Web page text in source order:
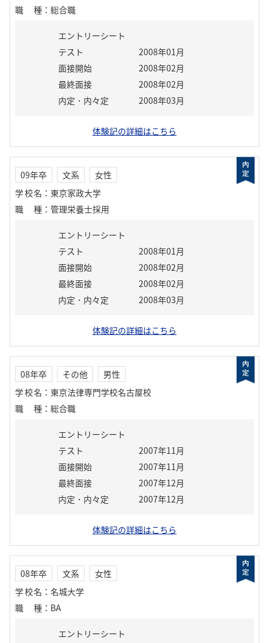
職種 ： 総合職
エントリーシート
テスト
2008年01月
面接開始
2008年02月
最終面接
2008年02月
内定・内々定
2008年03月
体験記の詳細はこちら
09年卒 文系
女性
学校名 ： 東京家政大学
職種 ： 管理栄養士採用
エントリーシート
テスト
2008年01月
面接開始
2008年02月
最終面接
2008年02月
内定・内々定
2008年03月
体験記の詳細はこちら
08年卒 その他
男性
学校名 ： 東京法律専門学校名古屋校
職種 ： 総合職
エントリーシート
テスト
2007年11月
面接開始
2007年11月
最終面接
2007年12月
内定・内々定
2007年12月
体験記の詳細はこちら
08年卒 文系
女性
学校名 ： 名城大学
職種 ： BA
エントリーシート